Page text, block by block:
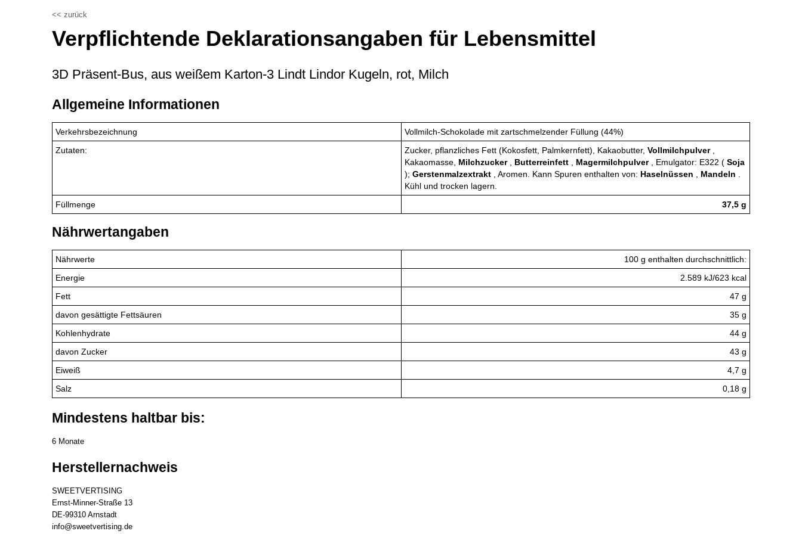
<< zurück
Verpflichtende Deklarationsangaben für Lebensmittel
3D Präsent-Bus, aus weißem Karton-3 Lindt Lindor Kugeln, rot, Milch
Allgemeine Informationen
Verkehrsbezeichnung
Vollmilch-Schokolade mit zartschmelzender Füllung (44%)
Zutaten:
Zucker, pflanzliches Fett (Kokosfett, Palmkernfett), Kakaobutter, Vollmilchpulver
Kakaomasse, Milchzucker Butterreinfett Magermilchpulver , Emulgator: E322 ( Soja
); Gerstenmalzextrakt , Aromen. Kann Spuren enthalten von: Haselnüssen Mandeln
Kühl und trocken lagern.
Füllmenge
37,5 g
Nährwertangaben
Nährwerte
100 g enthalten durchschnittlich:
Energie
2.589 kJ/623 kcal
Fett
47 g
davon gesättigte Fettsäuren
35 g
Kohlenhydrate
44 g
davon Zucker
43 g
Eiweiß
4,7 g
Salz
0,18 g
Mindestens haltbar bis:
6 Monate
Herstellernachweis
SWEETVERTISING
Ernst-Minner-Straße 13
DE-99310 Arnstadt
info@sweetvertising.de